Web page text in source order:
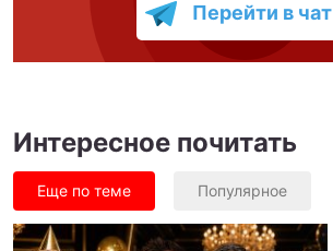
Перейти в чат
Интересное почитать
Еще по теме Популярное